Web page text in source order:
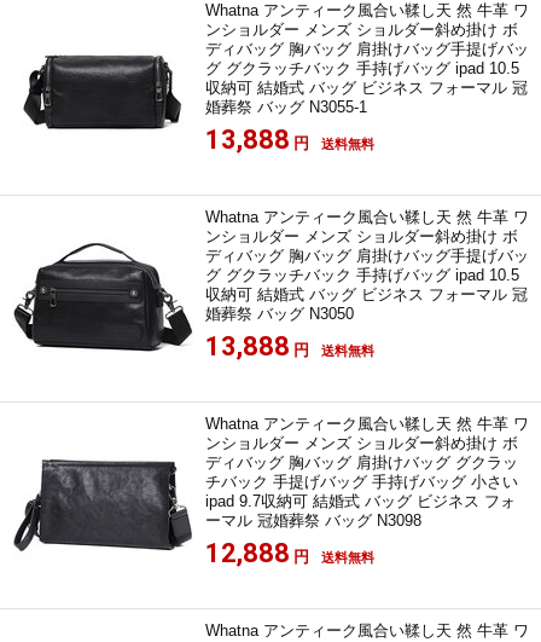
Whatna アンティーク風合い鞣し天 然 牛革 ワ
ンショルダー メンズ ショルダー斜め掛け ボ
ディバッグ 胸バッグ 肩掛けバッグ手提げバッ
グ グクラッチバック 手持げバッグ ipad 10.5
収納可 結婚式 バッグ ビジネス フォーマル 冠
婚葬祭 バッグ N3055-1
13,888 円 送料無料
Whatna アンティーク風合い鞣し天 然 牛革 ワ
ンショルダー メンズ ショルダー斜め掛け ボ
ディバッグ 胸バッグ 肩掛けバッグ手提げバッ
グ グクラッチバック 手持げバッグ ipad 10.5
収納可 結婚式 バッグ ビジネス フォーマル 冠
婚葬祭 バッグ N3050
13,888 円 送料無料
Whatna アンティーク風合い鞣し天 然 牛革 ワ
ンショルダー メンズ ショルダー斜め掛け ボ
ディバッグ 胸バッグ 肩掛けバッグ グクラッ
チバック 手提げバッグ 手持げバッグ 小さい
ipad 9.7収納可 結婚式 バッグ ビジネス フォ
ーマル 冠婚葬祭 バッグ N3098
12,888 円 送料無料
Whatna アンティーク風合い鞣し天 然 牛革 ワ